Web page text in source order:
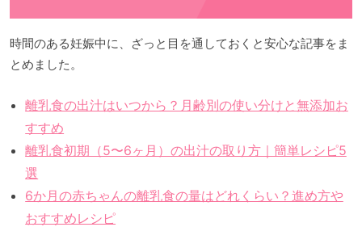
時間のある妊娠中に、ざっと目を通しておくと安心な記事をま
とめました。
離乳食の出汁はいつから？月齢別の使い分けと無添加お
すすめ
離乳食初期（5〜6ヶ月）の出汁の取り方｜簡単レシピ5
選
6か月の赤ちゃんの離乳食の量はどれくらい？進め方や
おすすめレシピ